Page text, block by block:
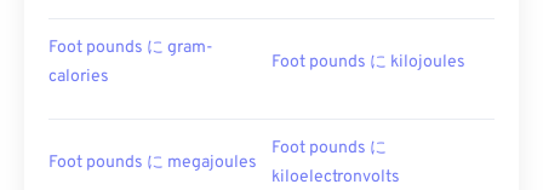
Foot pounds に gram-
calories
Foot pounds に kilojoules
Foot pounds に megajoules
Foot pounds に
kiloelectronvolts